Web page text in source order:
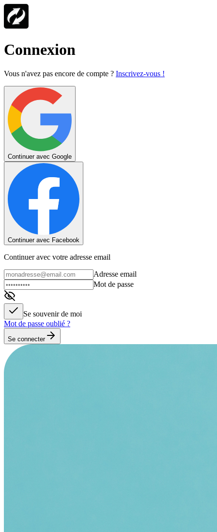
Connexion
Vous n'avez pas encore de compte ? Inscrivez-vous !
Continuer avec Google
Continuer avec Facebook
Continuer avec votre adresse email
Adresse email
Mot de passe
Se souvenir de moi
Mot de passe oublié ?
Se connecter